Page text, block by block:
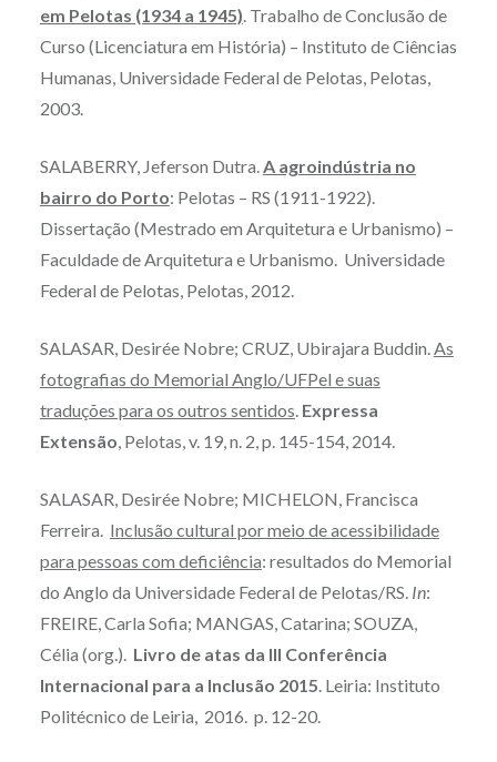
em Pelotas (1934 a 1945). Trabalho de Conclusão de
Curso (Licenciatura em História) – Instituto de Ciências
Humanas, Universidade Federal de Pelotas, Pelotas,
2003.
SALABERRY, Jeferson Dutra.A agroindústria no
bairro do Porto: Pelotas – RS (1911-1922).
Dissertação (Mestrado em Arquitetura e Urbanismo) –
Faculdade de Arquitetura e Urbanismo. Universidade
Federal de Pelotas, Pelotas, 2012.
SALASAR, Desirée Nobre; CRUZ, Ubirajara Buddin.As
fotografias do Memorial Anglo/UFPel e suas
traduções para os outros sentidos. Expressa
Extensão, Pelotas, v. 19, n. 2, p. 145-154, 2014.
SALASAR, Desirée Nobre; MICHELON, Francisca
Ferreira. Inclusão cultural por meio de acessibilidade
para pessoas com deficiência: resultados do Memorial
do Anglo da Universidade Federal de Pelotas/RS. In:
FREIRE, Carla Sofia; MANGAS, Catarina; SOUZA,
Célia (org.). Livro de atas da III Conferência
Internacional para a Inclusão 2015. Leiria: Instituto
Politécnico de Leiria, 2016. p. 12-20.